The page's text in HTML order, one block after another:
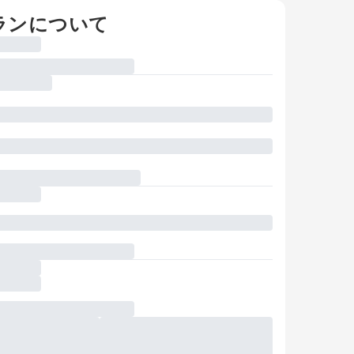
ンについて